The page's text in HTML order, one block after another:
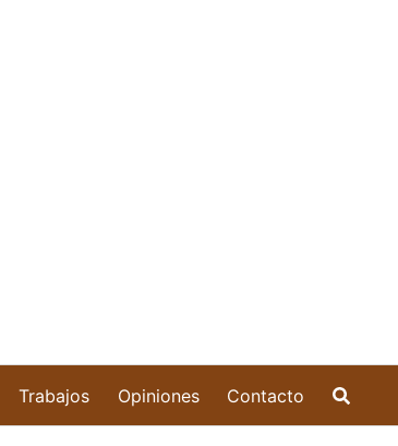
Trabajos Opiniones Contacto